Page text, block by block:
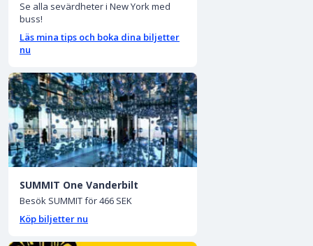
Se alla sevärdheter i New York med
buss!
Läs mina tips och boka dina biljetter
nu
SUMMIT One Vanderbilt
Besök SUMMIT för 466 SEK
Köp biljetter nu